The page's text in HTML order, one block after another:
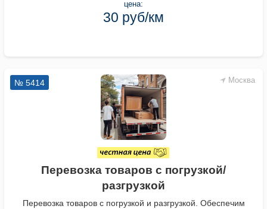
цена:
30 руб/км
Москва
№ 5414
Перевозка товаров с погрузкой/
разгрузкой
Перевозка товаров с погрузкой и разгрузкой. Обеспечим